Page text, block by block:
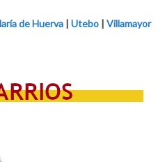
de Huerva | Utebo | Villamayor